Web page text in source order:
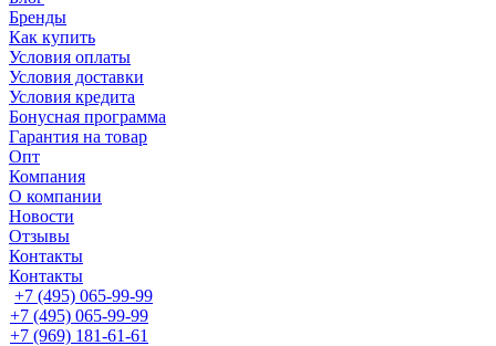
Бренды
Как купить
Условия оплаты
Условия доставки
Условия кредита
Бонусная программа
Гарантия на товар
Опт
Компания
О компании
Новости
Отзывы
Контакты
Контакты
+7 (495) 065-99-99
+7 (495) 065-99-99
+7 (969) 181-61-61